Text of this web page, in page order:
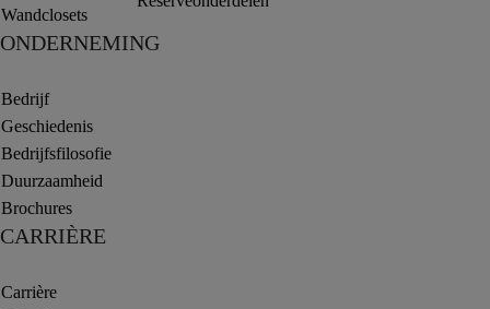
Wandclosets
ONDERNEMING
Bedrijf
Geschiedenis
Bedrijfsfilosofie
Duurzaamheid
Brochures
CARRIÈRE
Carrière